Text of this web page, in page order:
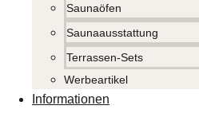
Saunaöfen
Saunaausstattung
Terrassen-Sets
Werbeartikel
Informationen